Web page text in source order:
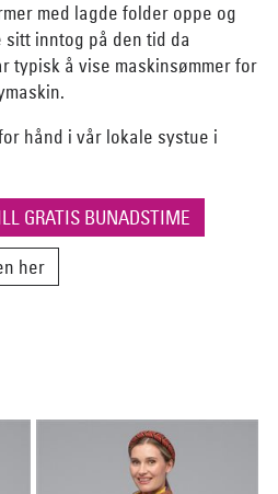
med lagde folder oppe og
inntog på den tid da
typisk å vise maskinsømmer for
hånd i vår lokale systue i
GRATIS BUNADSTIME
her